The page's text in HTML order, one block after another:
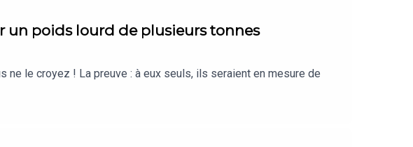
un poids lourd de plusieurs tonnes
le croyez ! La preuve : à eux seuls, ils seraient en mesure de